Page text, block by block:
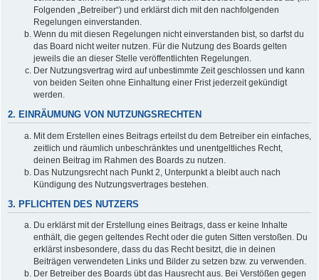
Folgenden „Betreiber“) und erklärst dich mit den nachfolgenden
Regelungen einverstanden.
Wenn du mit diesen Regelungen nicht einverstanden bist, so darfst du
das Board nicht weiter nutzen. Für die Nutzung des Boards gelten
jeweils die an dieser Stelle veröffentlichten Regelungen.
Der Nutzungsvertrag wird auf unbestimmte Zeit geschlossen und kann
von beiden Seiten ohne Einhaltung einer Frist jederzeit gekündigt
werden.
2. EINRÄUMUNG VON NUTZUNGSRECHTEN
Mit dem Erstellen eines Beitrags erteilst du dem Betreiber ein einfaches,
zeitlich und räumlich unbeschränktes und unentgeltliches Recht,
deinen Beitrag im Rahmen des Boards zu nutzen.
Das Nutzungsrecht nach Punkt 2, Unterpunkt a bleibt auch nach
Kündigung des Nutzungsvertrages bestehen.
3. PFLICHTEN DES NUTZERS
Du erklärst mit der Erstellung eines Beitrags, dass er keine Inhalte
enthält, die gegen geltendes Recht oder die guten Sitten verstoßen. Du
erklärst insbesondere, dass du das Recht besitzt, die in deinen
Beiträgen verwendeten Links und Bilder zu setzen bzw. zu verwenden.
Der Betreiber des Boards übt das Hausrecht aus. Bei Verstößen gegen